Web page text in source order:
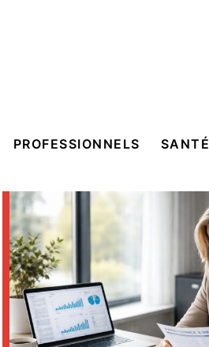
PROFESSIONNELS SANTÉ